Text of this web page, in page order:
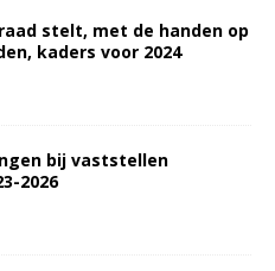
stelt, met de handen op
kaders voor 2024
bij vaststellen
2026